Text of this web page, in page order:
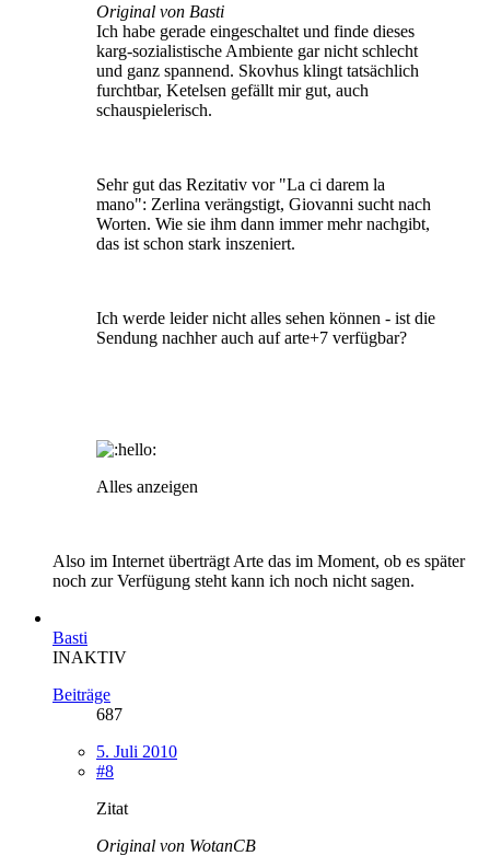
Original von Basti
Ich habe gerade eingeschaltet und finde dieses
karg-sozialistische Ambiente gar nicht schlecht
und ganz spannend. Skovhus klingt tatsächlich
furchtbar, Ketelsen gefällt mir gut, auch
schauspielerisch.
Sehr gut das Rezitativ vor "La ci darem la
mano": Zerlina verängstigt, Giovanni sucht nach
Worten. Wie sie ihm dann immer mehr nachgibt,
das ist schon stark inszeniert.
Ich werde leider nicht alles sehen können - ist die
Sendung nachher auch auf arte+7 verfügbar?
Alles anzeigen
Also im Internet überträgt Arte das im Moment, ob es später
noch zur Verfügung steht kann ich noch nicht sagen.
Basti
INAKTIV
Beiträge
687
5. Juli 2010
#8
Zitat
Original von WotanCB